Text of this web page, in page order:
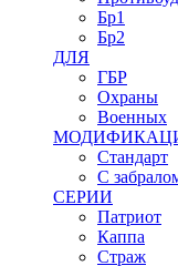
Бр1
Бр2
ДЛЯ
ГБР
Охраны
Военных
Стандарт
С
СЕРИИ
Патриот
Каппа
Страж